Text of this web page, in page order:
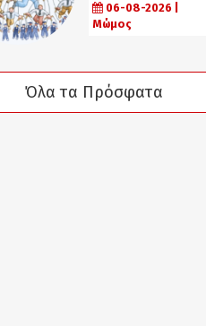
06-08-2026 |
Μώμος
Όλα τα Πρόσφατα